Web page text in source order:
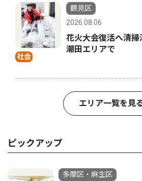
社会
鶴見区
2026.08.06
花火大会復活へ清
潮田エリアで
エリア一覧を見
ピックアップ
多摩区・麻生区